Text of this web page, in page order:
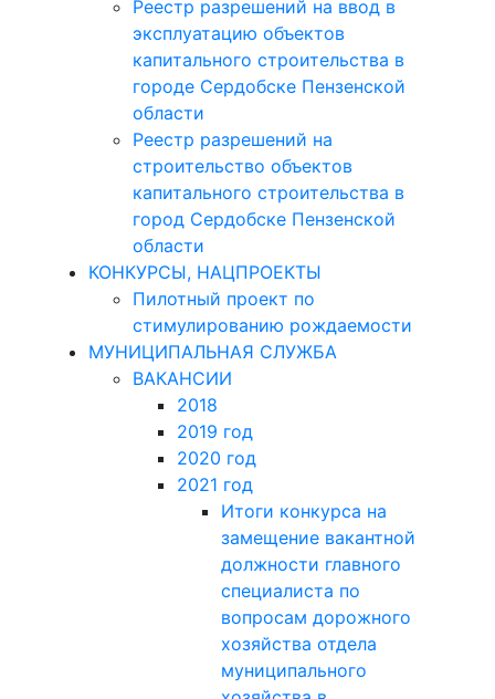
Реестр разрешений на ввод в
эксплуатацию объектов
капитального строительства в
городе Сердобске Пензенской
области
Реестр разрешений на
строительство объектов
капитального строительства в
город Сердобске Пензенской
области
КОНКУРСЫ, НАЦПРОЕКТЫ
Пилотный проект по
стимулированию рождаемости
МУНИЦИПАЛЬНАЯ СЛУЖБА
ВАКАНСИИ
2018
2019 год
2020 год
2021 год
Итоги конкурса на
замещение вакантной
должности главного
специалиста по
вопросам дорожного
хозяйства отдела
муниципального